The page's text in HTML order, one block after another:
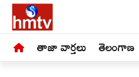
తాజా వార్తలు తెలంగాణ